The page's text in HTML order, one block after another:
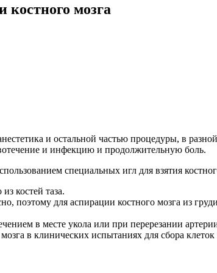
мозга
и остальной частью процедуры, в
и инфекцию и продолжительную боль.
специальных игл для взятия
костей таза.
поэтому для аспирации костного мозга из
в месте укола или при перерезании
в клинических испытаниях для сбора